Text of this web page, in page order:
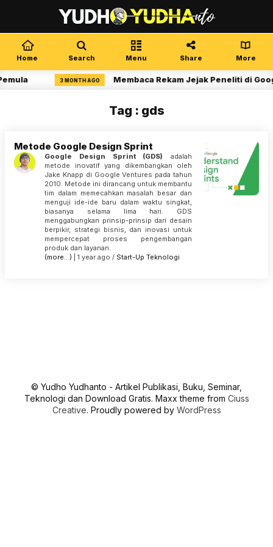
Home Search Menu Share More
3 MONTH AGO Membaca Rekam Jejak Peneliti di
Tag : gds
Metode Google Design Sprint
Google Design Sprint (GDS) adalah
metode inovatif yang dikembangkan oleh
Jake Knapp di Google Ventures pada tahun
2010. Metode ini dirancang untuk membantu
tim dalam memecahkan masalah besar dan
menguji ide-ide baru dalam waktu singkat,
biasanya selama lima hari. GDS
menggabungkan prinsip-prinsip dari desain
berpikir, strategi bisnis, dan inovasi untuk
mempercepat proses pengembangan
produk dan layanan.
(more…) | 1 year ago / Start-Up Teknologi
© Yudho Yudhanto - Artikel Publikasi, Buku, Seminar,
Teknologi dan Download Gratis. Maxx theme from Ciuss
Creative. Proudly powered by WordPress